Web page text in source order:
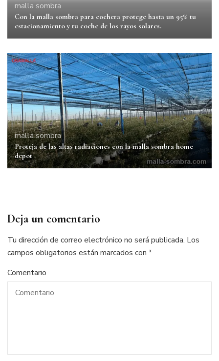
malla sombra
Con la malla sombra para cochera protege hasta un 95% tu
estacionamiento y tu coche de los rayos solares.
malla sombra
Proteja de las altas radiaciones con la malla sombra home
depot
Deja un comentario
Tu dirección de correo electrónico no será publicada. Los
campos obligatorios están marcados con *
Comentario